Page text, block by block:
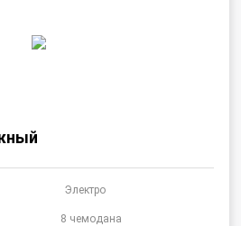
Электро
8 чемодана